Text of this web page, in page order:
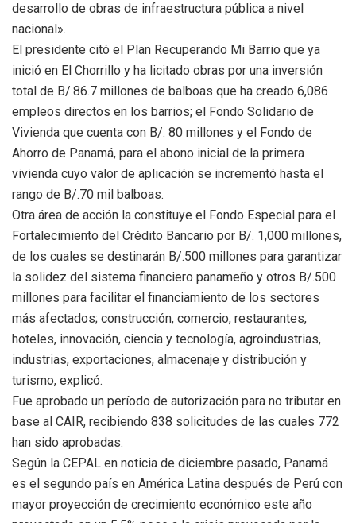
desarrollo de obras de infraestructura pública a nivel
nacional».
El presidente citó el Plan Recuperando Mi Barrio que ya
inició en El Chorrillo y ha licitado obras por una inversión
total de B/.86.7 millones de balboas que ha creado 6,086
empleos directos en los barrios; el Fondo Solidario de
Vivienda que cuenta con B/. 80 millones y el Fondo de
Ahorro de Panamá, para el abono inicial de la primera
vivienda cuyo valor de aplicación se incrementó hasta el
rango de B/.70 mil balboas.
Otra área de acción la constituye el Fondo Especial para el
Fortalecimiento del Crédito Bancario por B/. 1,000 millones,
de los cuales se destinarán B/.500 millones para garantizar
la solidez del sistema financiero panameño y otros B/.500
millones para facilitar el financiamiento de los sectores
más afectados; construcción, comercio, restaurantes,
hoteles, innovación, ciencia y tecnología, agroindustrias,
industrias, exportaciones, almacenaje y distribución y
turismo, explicó.
Fue aprobado un período de autorización para no tributar en
base al CAIR, recibiendo 838 solicitudes de las cuales 772
han sido aprobadas.
Según la CEPAL en noticia de diciembre pasado, Panamá
es el segundo país en América Latina después de Perú con
mayor proyección de crecimiento económico este año